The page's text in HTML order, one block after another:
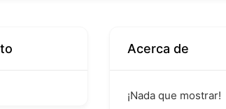
Acerca de
¡Nada que mostrar!